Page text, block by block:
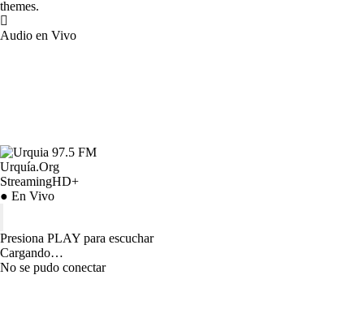
themes.
Audio en Vivo
Urquía.Org
StreamingHD+
● En Vivo
Presiona PLAY para escuchar
Cargando…
No se pudo conectar